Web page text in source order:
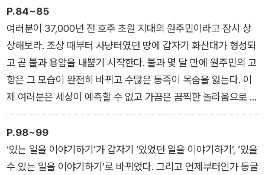
P.84~85
여러분이 37,000년 전 호주 초원 지대의 원주민이라고 잠시 상
상해보라. 조상 때부터 사냥터였던 땅에 갑자기 화산대가 형성되
고 곧 불과 용암을 내뿜기 시작한다. 불과 몇 달 만에 원주민의 고
향은 그 모습이 완전히 바뀌고 수많은 동족이 목숨을 잃는다. 이
제 여러분은 세상이 예측할 수 없고 가끔은 끔찍한 놀라움으로 가
득 차 있고 이치에 맞지도 않으며 아무도 설명하지 못한다는 사
실, 죽을 때까지 이런 일이 계속된다는 사실을 받아들이든지 아니
면 이야기를 만들어내든지 둘 중 하나다.
3장 「거부」 중
P.98~99
‘있는 일을 이야기하기’가 갑자기 ‘있었던 일을 이야기하기’, ‘있을
수 있는 일을 이야기하기’로 바뀌었다. 그리고 언제부터인가 동굴